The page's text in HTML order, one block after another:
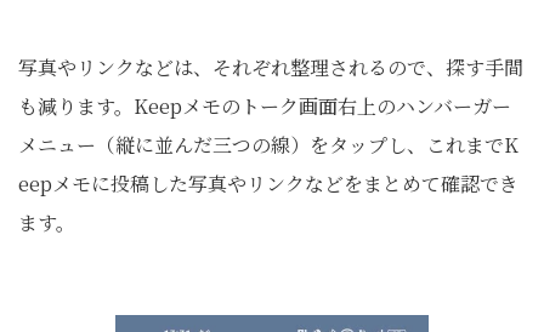
写真やリンクなどは、それぞれ整理されるので、探す手間
も減ります。Keepメモのトーク画面右上のハンバーガー
メニュー（縦に並んだ三つの線）をタップし、これまでK
eepメモに投稿した写真やリンクなどをまとめて確認でき
ます。